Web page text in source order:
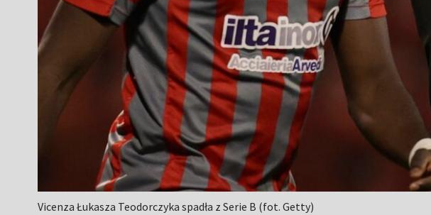
Vicenza Łukasza Teodorczyka spadła z Serie B (fot. Getty)